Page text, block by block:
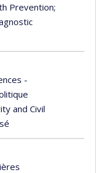
Prevention;
-
and Civil